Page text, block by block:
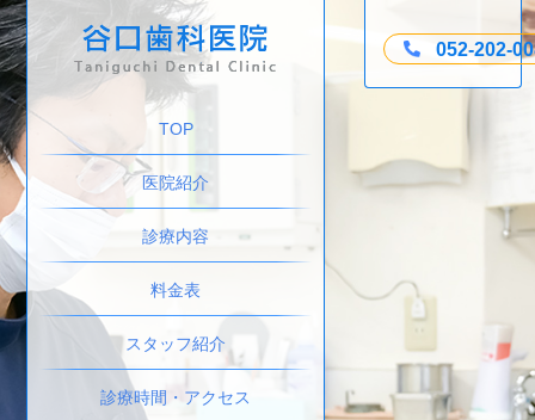
TOP
医院紹介
診療内容
料金表
スタッフ紹介
診療時間・アクセス
052-202-